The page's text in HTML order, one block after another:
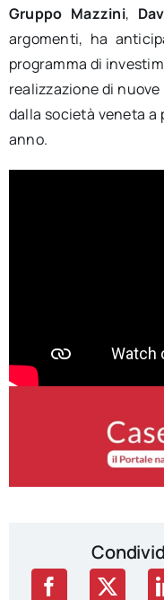
Gruppo Mazzini,
argomenti, ha
programma di
realizzazione di
dalla società veneta a
anno.